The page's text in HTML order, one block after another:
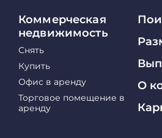
Коммерческая
недвижимость
Снять
Купить
Офис в аренду
Торговое помещение в
аренду
О